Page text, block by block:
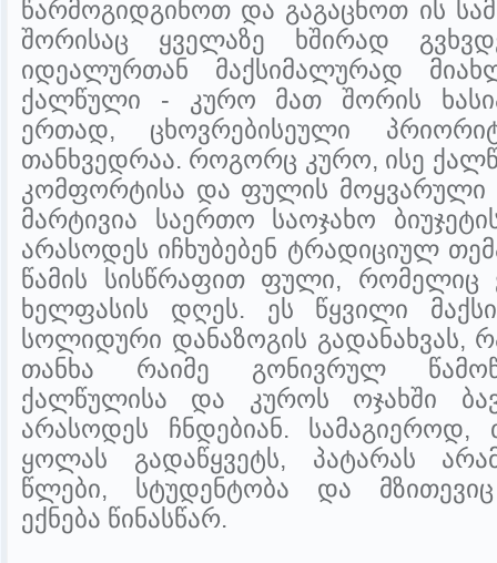
წარმოგიდგინოთ და გაგაცნოთ ის
შორისაც ყველაზე ხშირად
იდეალურთან მაქსიმალურად
ქალწული - კურო მათ შორის
ერთად, ცხოვრებისეული
თანხვედრაა. როგორც კურო, ისე
კომფორტისა და ფულის მოყვარული
მარტივია საერთო საოჯახო
არასოდეს იჩხუბებენ ტრადიციულ
წამის სისწრაფით ფული, რომელიც
ხელფასის დღეს. ეს წყვილი
სოლიდური დანაზოგის გადანახვას,
თანხა რაიმე გონივრულ
ქალწულისა და კუროს ოჯახში
არასოდეს ჩნდებიან.
ყოლას გადაწყვეტს, პატარას
წლები, სტუდენტობა და
ექნება წინასწარ.